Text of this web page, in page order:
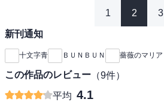
1 2 3
新刊通知
十文字青 ＢＵＮＢＵＮ 薔薇のマリア
この作品のレビュー （9件）
平均 4.1